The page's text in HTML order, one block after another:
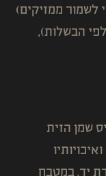
לשמור ממזיקים)
הבשלות),
שמן הזית
יד, במטבח